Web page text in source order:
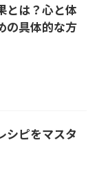
とは？心と体
の具体的な方
シピをマスタ